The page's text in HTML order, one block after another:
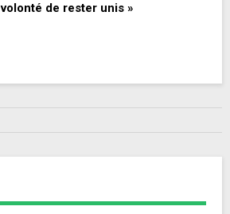
volonté de rester unis »